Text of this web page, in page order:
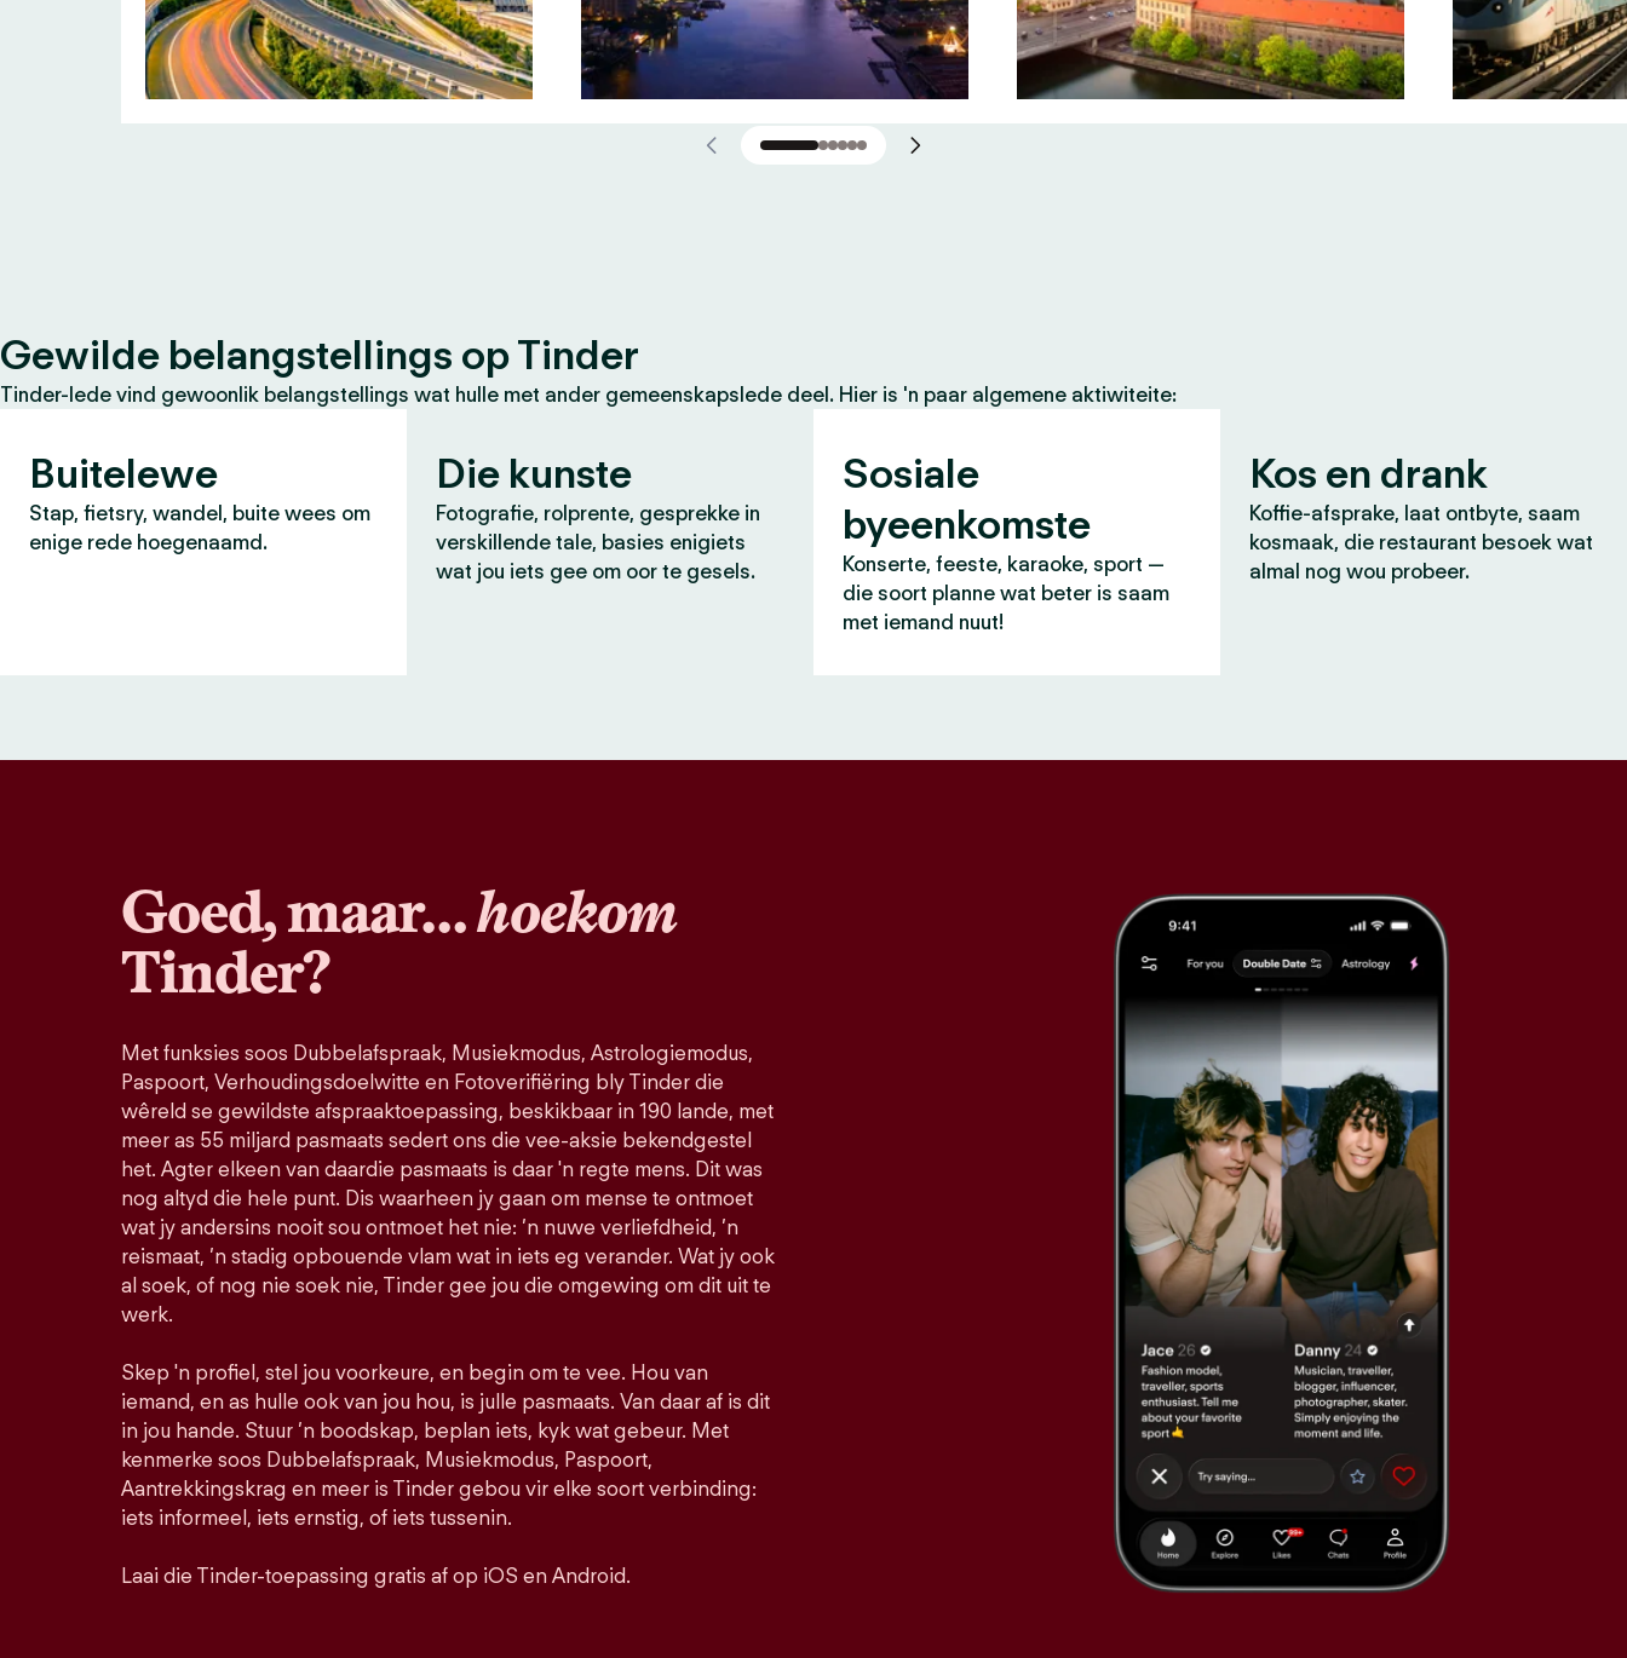
Gewilde belangstellings op Tinder
Tinder-lede vind gewoonlik belangstellings wat hulle met ander gemeenskapslede deel. Hier is 'n paar algemene aktiwiteite:
Buitelewe
Stap, fietsry, wandel, buite wees om
enige rede hoegenaamd.
Die kunste
Fotografie, rolprente, gesprekke in
verskillende tale, basies enigiets
wat jou iets gee om oor te gesels.
Sosiale
byeenkomste
Konserte, feeste, karaoke, sport —
die soort planne wat beter is saam
met iemand nuut!
Kos en drank
Koffie-afsprake, laat ontbyte, saam
kosmaak, die restaurant besoek wat
almal nog wou probeer.
Goed, maar…hoekom
Tinder?
Met funksies soos Dubbelafspraak, Musiekmodus, Astrologiemodus,
Paspoort, Verhoudingsdoelwitte en Fotoverifiëring bly Tinder die
wêreld se gewildste afspraaktoepassing, beskikbaar in 190 lande, met
meer as 55 miljard pasmaats sedert ons die vee-aksie bekendgestel
het. Agter elkeen van daardie pasmaats is daar 'n regte mens. Dit was
nog altyd die hele punt. Dis waarheen jy gaan om mense te ontmoet
wat jy andersins nooit sou ontmoet het nie: ’n nuwe verliefdheid, ’n
reismaat, ’n stadig opbouende vlam wat in iets eg verander. Wat jy ook
al soek, of nog nie soek nie, Tinder gee jou die omgewing om dit uit te
werk.
Skep 'n profiel, stel jou voorkeure, en begin om te vee. Hou van
iemand, en as hulle ook van jou hou, is julle pasmaats. Van daar af is dit
in jou hande. Stuur ’n boodskap, beplan iets, kyk wat gebeur. Met
kenmerke soos Dubbelafspraak, Musiekmodus, Paspoort,
Aantrekkingskrag en meer is Tinder gebou vir elke soort verbinding:
iets informeel, iets ernstig, of iets tussenin.
Laai die Tinder-toepassing gratis af op iOS en Android.